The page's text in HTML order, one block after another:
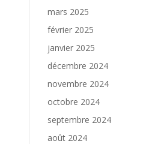
mars 2025
février 2025
janvier 2025
décembre 2024
novembre 2024
octobre 2024
septembre 2024
août 2024